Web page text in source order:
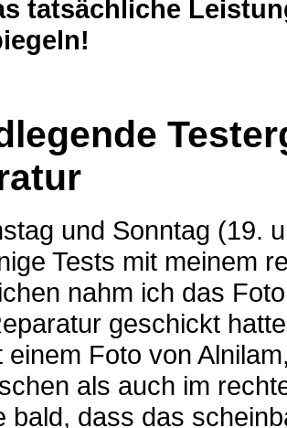
tatsächliche
und Sonntag (19.
Tests mit meinem
nahm ich das
geschickt
einem Foto von
als auch im
bald, dass das